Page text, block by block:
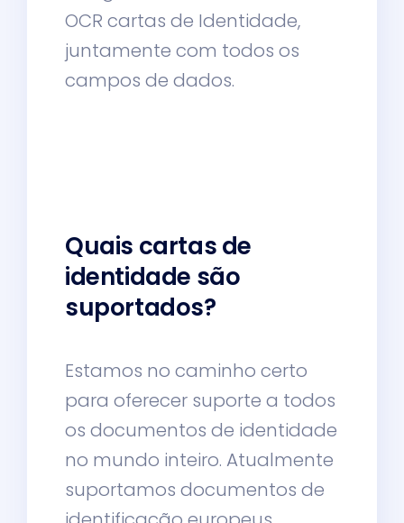
OCR cartas de Identidade,
juntamente com todos os
campos de dados.
Quais cartas de
identidade são
suportados?
Estamos no caminho certo
para oferecer suporte a todos
os documentos de identidade
no mundo inteiro. Atualmente
suportamos documentos de